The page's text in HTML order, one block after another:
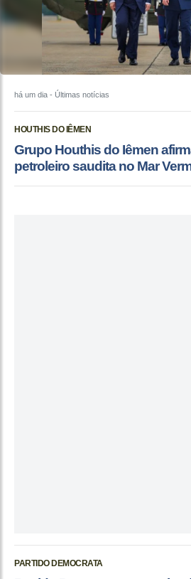
há um dia - Últimas notícias
HOUTHIS DO IÊMEN
Grupo Houthis do Iêmen
petroleiro saudita no Mar
PARTIDO DEMOCRATA